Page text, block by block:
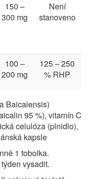
150 –
300 mg
Není
stanoveno
100 –
200 mg
125 – 250
% RHP
Baicalensis)
95 %), vitamín C
celulóza (plnidlo),
kapsle
1 tobolka.
vysadit.